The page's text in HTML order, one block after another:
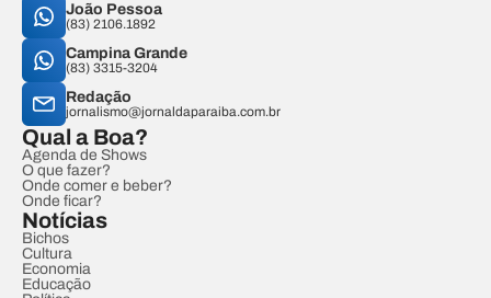
João Pessoa
(83) 2106.1892
Campina Grande
(83) 3315-3204
Redação
jornalismo@jornaldaparaiba.com.br
Qual a Boa?
Agenda de Shows
O que fazer?
Onde comer e beber?
Onde ficar?
Notícias
Bichos
Cultura
Economia
Educação